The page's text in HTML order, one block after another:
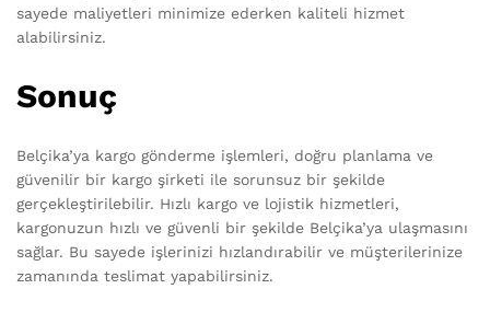
sayede maliyetleri minimize ederken kaliteli hizmet
alabilirsiniz.
Sonuç
Belçika’ya kargo gönderme işlemleri, doğru planlama ve
güvenilir bir kargo şirketi ile sorunsuz bir şekilde
gerçekleştirilebilir. Hızlı kargo ve lojistik hizmetleri,
kargonuzun hızlı ve güvenli bir şekilde Belçika’ya ulaşmasını
sağlar. Bu sayede işlerinizi hızlandırabilir ve müşterilerinize
zamanında teslimat yapabilirsiniz.